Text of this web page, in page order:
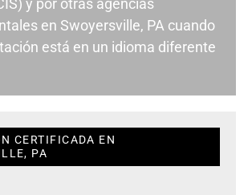
y por otras agencias
en Swoyersville, PA cuando
está en un idioma diferente
CERTIFICADA EN
PA